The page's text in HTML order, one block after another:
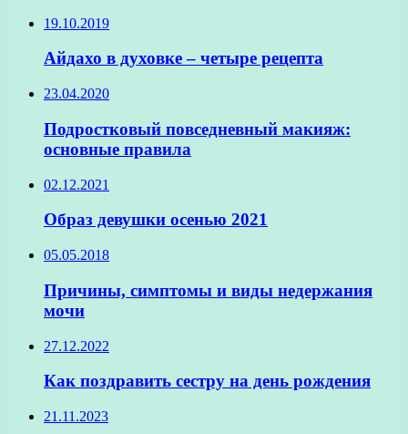
19.10.2019
Айдахо в духовке – четыре рецепта
23.04.2020
Подростковый повседневный макияж:
основные правила
02.12.2021
Образ девушки осенью 2021
05.05.2018
Причины, симптомы и виды недержания
мочи
27.12.2022
Как поздравить сестру на день рождения
21.11.2023